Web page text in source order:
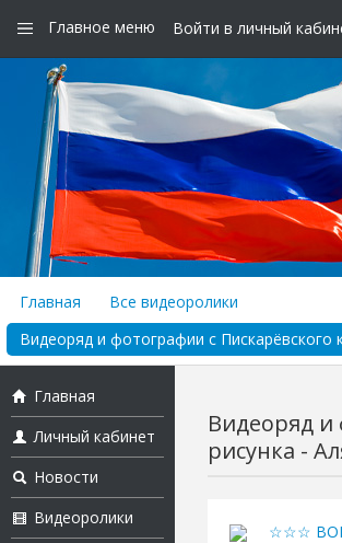
Главное меню Войти в личный
Главная
Все видеоролики
Видеоряд и фотографии с
Главная
Личный кабинет
Новости
Видеоролики
Видеоряд и
рисунка -
☆☆☆